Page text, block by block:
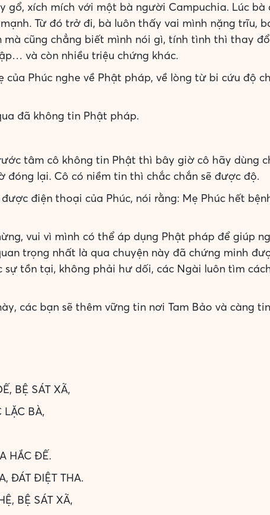
gổ, xích mích với một bà người Campuchia. Lúc
Từ đó trở đi, bà luôn thấy vai mình nặng trĩu,
mà cũng chẳng biết mình nói gì, tính tình thì thay
và còn nhiều triệu chứng khác.
của Phúc nghe về Phật pháp, về lòng từ bi cứu độ
đã không tin Phật pháp.
tâm cô không tin Phật thì bây giờ cô hãy dùng
đóng lại. Cô có niềm tin thì chắc chắn sẽ được độ.
điện thoại của Phúc, nói rằng: Mẹ Phúc hết
vui vì mình có thể áp dụng Phật pháp để giúp
trọng nhất là qua chuyện này đã chứng minh
tồn tại, không phải hư dối, các Ngài luôn tìm
các bạn sẽ thêm vững tin nơi Tam Bảo và càng
BỆ SÁT XÃ,
LẶC BÀ,
HẮC ĐẾ.
ĐÁT ĐIỆT THA.
BỆ SÁT XÃ,